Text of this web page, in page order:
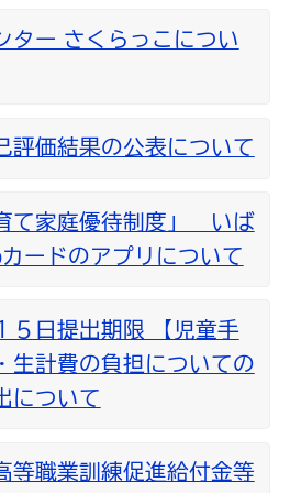
ター さくらっこについ
評価結果の公表について
て家庭優待制度」 いば
ードのアプリについて
５日提出期限 【児童手
生計費の負担についての
について
等職業訓練促進給付金等